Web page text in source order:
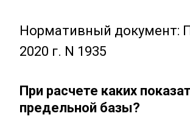
Нормативный документ:
2020 г. N 1935
При расчете каких
предельной базы?